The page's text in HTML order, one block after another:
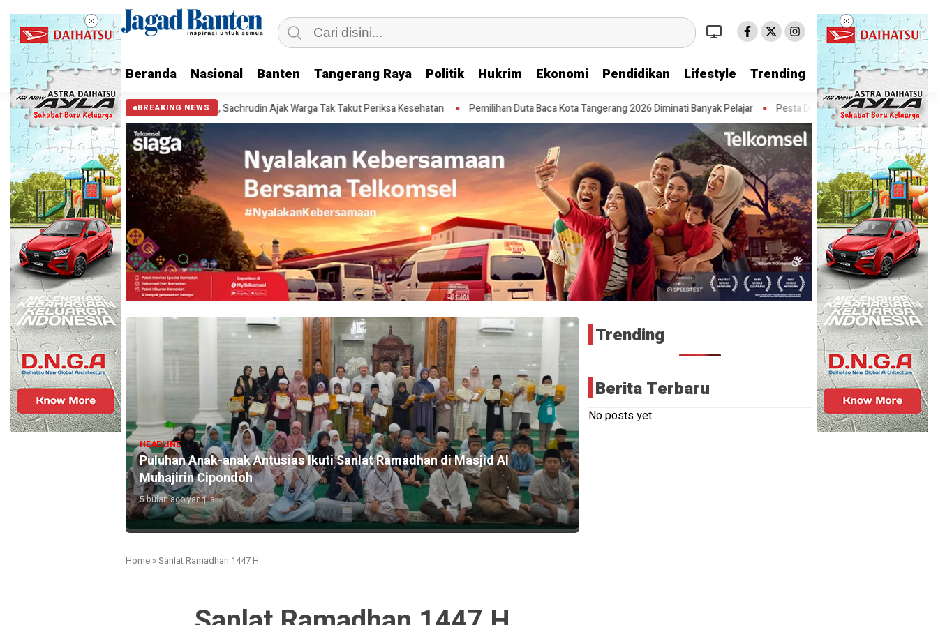
Beranda Nasional Banten Tangerang Raya Politik Hukrim Ekonomi Pendidikan Lifestyle Trending
BREAKING NEWS
Kesehatan Gratis Bersama Gubernur, Sachrudin Ajak Warga Tak Takut Periksa Kesehatan Pemilihan Duta Baca Kota Tangerang 2026 Diminati Banyak Pelajar Pesta Diskon Kemerdekaan Dimulai, Warga
HEADLINE
Puluhan Anak-anak Antusias Ikuti Sanlat Ramadhan di Masjid Al
Muhajirin Cipondoh
5 bulan ago yang lalu
Home »Sanlat Ramadhan 1447 H
Trending
Berita Terbaru
No posts yet.